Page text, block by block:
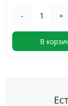
- +
В